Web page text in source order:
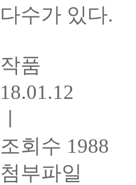
다수가 있다.
작품
18.01.12
조회수 1988
첨부파일